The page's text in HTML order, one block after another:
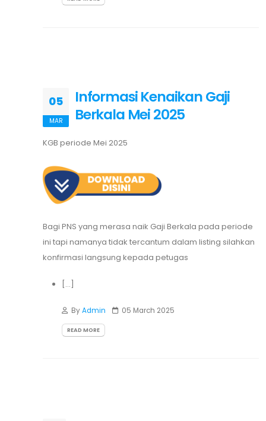
05
MAR
Informasi Kenaikan Gaji
Berkala Mei 2025
KGB periode Mei 2025
Bagi PNS yang merasa naik Gaji Berkala pada periode
ini tapi namanya tidak tercantum dalam listing silahkan
konfirmasi langsung kepada petugas
[...]
ByAdmin 05 March 2025
READ MORE